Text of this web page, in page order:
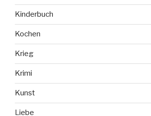
Kinderbuch
Kochen
Krieg
Krimi
Kunst
Liebe